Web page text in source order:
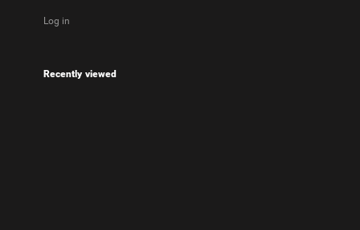
Log in
Recently viewed